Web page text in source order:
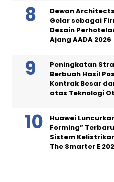
Dewan
Gelar sebagai
Desain
Ajang AADA 2026
Peningkatan
Berbuah Hasil
Kontrak Besar
atas Teknologi
Huawei
Forming”
Sistem
The Smarter E